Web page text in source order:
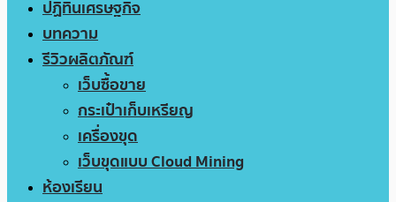
ปฏิทินเศรษฐกิจ
บทความ
รีวิวผลิตภัณฑ์
เว็บซื้อขาย
กระเป๋าเก็บเหรียญ
เครื่องขุด
เว็บขุดแบบ Cloud Mining
ห้องเรียน